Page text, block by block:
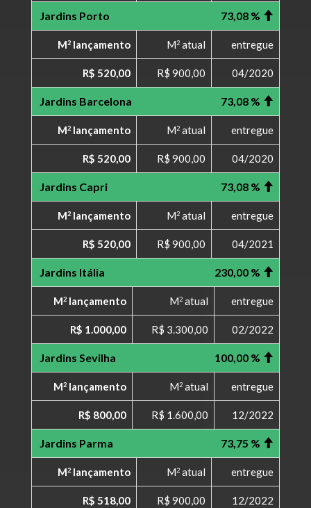
Jardins Porto 73,08 %
M2 lançamento M2 atual entregue
R$ 520,00 R$ 900,00 04/2020
Jardins Barcelona 73,08 %
M2 lançamento M2 atual entregue
R$ 520,00 R$ 900,00 04/2020
Jardins Capri 73,08 %
M2 lançamento M2 atual entregue
R$ 520,00 R$ 900,00 04/2021
Jardins Itália 230,00 %
M2 lançamento M2 atual entregue
R$ 1.000,00 R$ 3.300,00 02/2022
Jardins Sevilha 100,00 %
M2 lançamento M2 atual entregue
R$ 800,00 R$ 1.600,00 12/2022
Jardins Parma 73,75 %
M2 lançamento M2 atual entregue
R$ 518,00 R$ 900,00 12/2022